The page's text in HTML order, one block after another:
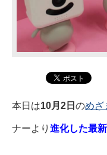
本日は10月2日 のめざ
ナーより 進化した最